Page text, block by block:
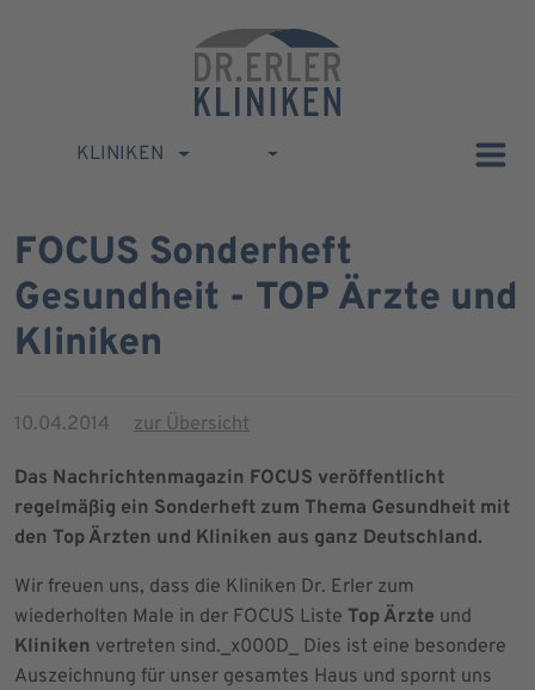
KLINIKEN
FOCUS Sonderheft
Gesundheit - TOP Ärzte und
Kliniken
10.04.2014 zur Übersicht
Das Nachrichtenmagazin FOCUS veröffentlicht
regelmäßig ein Sonderheft zum Thema Gesundheit mit
den Top Ärzten und Kliniken aus ganz Deutschland.
Wir freuen uns, dass die Kliniken Dr. Erler zum
wiederholten Male in der FOCUS Liste Top Ärzte und
Kliniken vertreten sind._x000D_ Dies ist eine besondere
Auszeichnung für unser gesamtes Haus und spornt uns